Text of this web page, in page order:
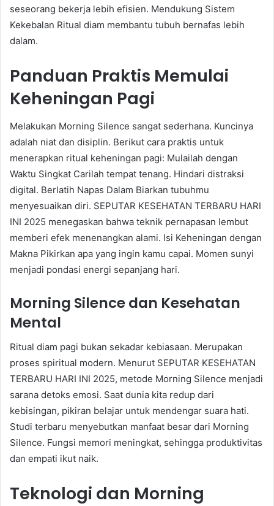
seseorang bekerja lebih efisien. Mendukung Sistem
Kekebalan Ritual diam membantu tubuh bernafas lebih
dalam.
Panduan Praktis Memulai
Keheningan Pagi
Melakukan Morning Silence sangat sederhana. Kuncinya
adalah niat dan disiplin. Berikut cara praktis untuk
menerapkan ritual keheningan pagi: Mulailah dengan
Waktu Singkat Carilah tempat tenang. Hindari distraksi
digital. Berlatih Napas Dalam Biarkan tubuhmu
menyesuaikan diri. SEPUTAR KESEHATAN TERBARU HARI
INI 2025 menegaskan bahwa teknik pernapasan lembut
memberi efek menenangkan alami. Isi Keheningan dengan
Makna Pikirkan apa yang ingin kamu capai. Momen sunyi
menjadi pondasi energi sepanjang hari.
Morning Silence dan Kesehatan
Mental
Ritual diam pagi bukan sekadar kebiasaan. Merupakan
proses spiritual modern. Menurut SEPUTAR KESEHATAN
TERBARU HARI INI 2025, metode Morning Silence menjadi
sarana detoks emosi. Saat dunia kita redup dari
kebisingan, pikiran belajar untuk mendengar suara hati.
Studi terbaru menyebutkan manfaat besar dari Morning
Silence. Fungsi memori meningkat, sehingga produktivitas
dan empati ikut naik.
Teknologi dan Morning